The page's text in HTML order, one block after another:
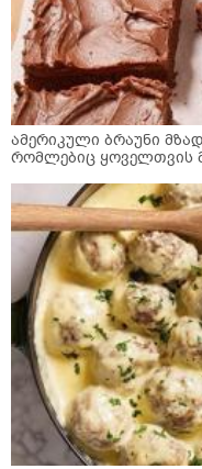
ამერიკული ბრაუნი
რომლებიც ყოველთვის